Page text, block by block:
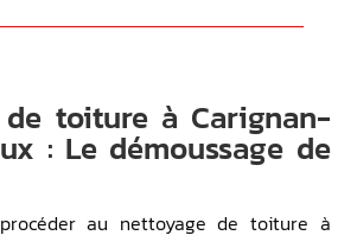
toiture à Carignan-
: Le démoussage de
au nettoyage de toiture à